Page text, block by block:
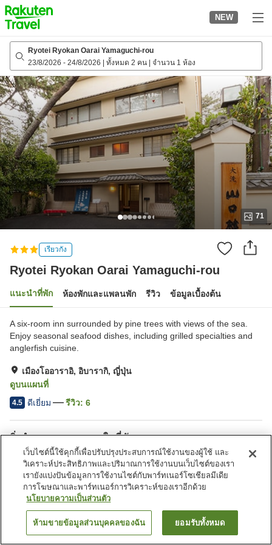
to
top
page
NEW
Ryotei Ryokan Oarai Yamaguchi-rou
23/8/2026 - 24/8/2026 ทั้งหมด 2 คน จำนวน 1 ห้อง
71
เรียวกัง
Ryotei Ryokan Oarai Yamaguchi-rou
แนะนำที่พัก ห้องพักและแพลนพัก รีวิว ข้อมูลเบื้องต้น
A six-room inn surrounded by pine trees with views of the sea.
Enjoy seasonal seafood dishes, including grilled specialties and
anglerfish cuisine.
เมืองโออาราอิ, อิบารากิ, ญี่ปุ่น
ดูบนแผนที่
4.5 ดีเยี่ยม รีวิว: 6
สิ่งอำนวยความสะดวกในที่พัก
ที่จอดรถ
ซาวน่า
สปา/บิวตี้ซาลอน
ร้านอาหาร
หน้าแรก ญี่ปุ่น อิบารากิ
Ryotei Ryokan Oarai Yamaguchi-rou
ค้นหาห้องพัก
เว็บไซต์นี้ใช้คุกกี้เพื่อปรับปรุงประสบการณ์ใช้งานของผู้ใช้ และ
วิเคราะห์ประสิทธิภาพและปริมาณการใช้งานบนเว็บไซต์ของเรา
เรายังแบ่งปันข้อมูลการใช้งานไซต์กับพาร์ทเนอร์โซเชียลมีเดีย
การโฆษณาและพาร์ทเนอร์การวิเคราะห์ของเราอีกด้วย
นโยบายความเป็นส่วนตัว
ห้ามขายข้อมูลส่วนบุคคลของฉัน ยอมรับทั้งหมด